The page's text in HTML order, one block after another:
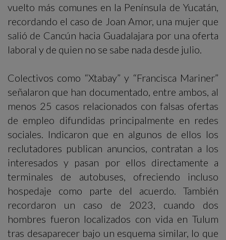
vuelto más comunes en la Península de Yucatán,
recordando el caso de Joan Amor, una mujer que
salió de Cancún hacia Guadalajara por una oferta
laboral y de quien no se sabe nada desde julio.
Colectivos como “Xtabay” y “Francisca Mariner”
señalaron que han documentado, entre ambos, al
menos 25 casos relacionados con falsas ofertas
de empleo difundidas principalmente en redes
sociales. Indicaron que en algunos de ellos los
reclutadores publican anuncios, contratan a los
interesados y pasan por ellos directamente a
terminales de autobuses, ofreciendo incluso
hospedaje como parte del acuerdo. También
recordaron un caso de 2023, cuando dos
hombres fueron localizados con vida en Tulum
tras desaparecer bajo un esquema similar, lo que